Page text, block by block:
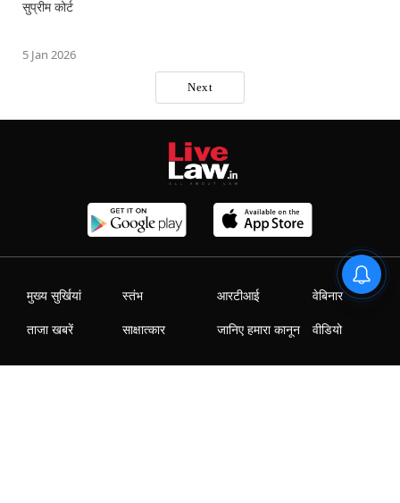
सुप्रीम कोर्ट
5 Jan 2026
Next
मुख्य सुर्खियां
ताजा खबरें
स्तंभ
साक्षात्कार
आरटीआई
जानिए हमारा कानून
वेबिनार
वीडियो